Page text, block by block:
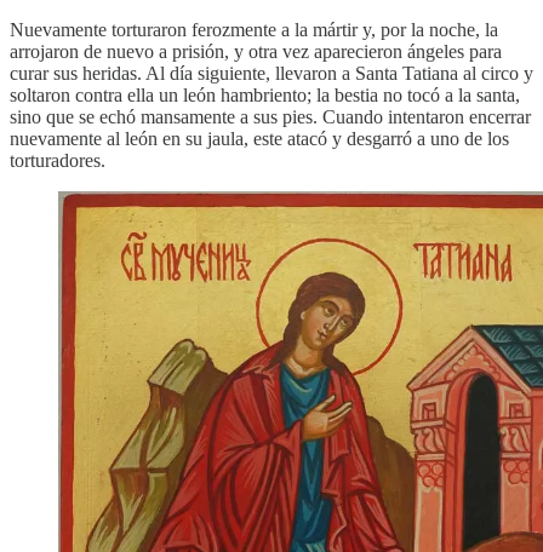
Nuevamente torturaron ferozmente a la mártir y, por la noche, la
arrojaron de nuevo a prisión, y otra vez aparecieron ángeles para
curar sus heridas. Al día siguiente, llevaron a Santa Tatiana al circo y
soltaron contra ella un león hambriento; la bestia no tocó a la santa,
sino que se echó mansamente a sus pies. Cuando intentaron encerrar
nuevamente al león en su jaula, este atacó y desgarró a uno de los
torturadores.